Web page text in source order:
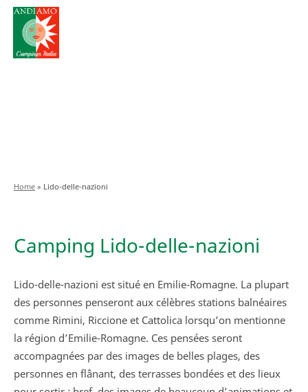
Home » Lido-delle-nazioni
Camping Lido-delle-nazioni
Lido-delle-nazioni est situé en Emilie-Romagne. La plupart
des personnes penseront aux célèbres stations balnéaires
comme Rimini, Riccione et Cattolica lorsqu’on mentionne
la région d’Emilie-Romagne. Ces pensées seront
accompagnées par des images de belles plages, des
personnes en flânant, des terrasses bondées et des lieux